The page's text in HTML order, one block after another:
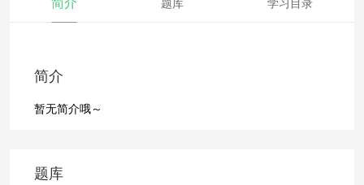
简介
暂无简介哦～
题库